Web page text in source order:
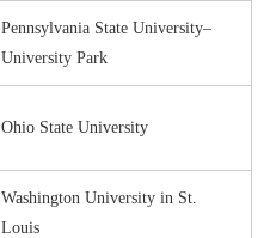
Pennsylvania State University–​
University Park
Ohio State University
Washington University in St.
Louis